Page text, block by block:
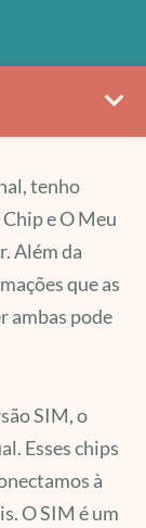
tenho
e O Meu
Além da
que as
ambas pode
SIM, o
Esses chips
à
O SIM é um